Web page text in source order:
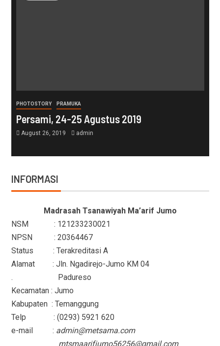
PHOTOSTORY PRAMUKA
Persami, 24-25 Agustus 2019
August 26, 2019 admin
INFORMASI
Madrasah Tsanawiyah Ma’arif Jumo
NSM : 121233230021
NPSN : 20364467
Status : Terakreditasi A
Alamat : Jln. Ngadirejo-Jumo KM 04
. Padureso
Kecamatan : Jumo
Kabupaten : Temanggung
Telp : (0293) 5921 620
e-mail : admin@metsama.com
mtsmaarifjumo56256@gmail.com